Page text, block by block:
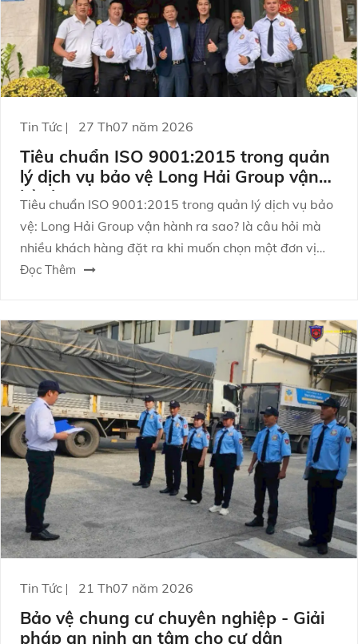
Tin Tức 27 Th07 năm 2026
Tiêu chuẩn ISO 9001:2015 trong quản
lý dịch vụ bảo vệ Long Hải Group vận
hành ra sao?
Tiêu chuẩn ISO 9001:2015 trong quản lý dịch vụ bảo
vệ: Long Hải Group vận hành ra sao? là câu hỏi mà
nhiều khách hàng đặt ra khi muốn chọn một đơn vị
bảo vệ không chỉ làm “đủ việc”, mà còn vận hành
Đọc Thêm
Tin Tức 21 Th07 năm 2026
Bảo vệ chung cư chuyên nghiệp - Giải
pháp an ninh an tâm cho cư dân